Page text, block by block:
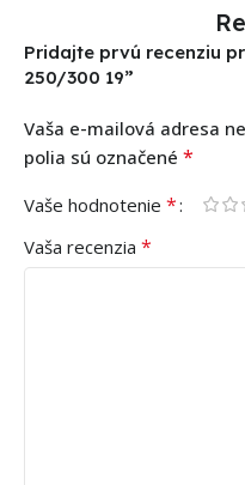
Pridajte prvú recenziu
250/300 19”
Vaša e-mailová adresa
polia sú označené *
Vaše hodnotenie *
Vaša recenzia *